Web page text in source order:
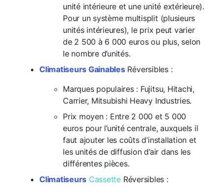
unité intérieure et une unité extérieure).
Pour un système multisplit (plusieurs
unités intérieures), le prix peut varier
de 2 500 à 6 000 euros ou plus, selon
le nombre d’unités.
Climatiseurs GainablesRéversibles :
Marques populaires: Fujitsu, Hitachi,
Carrier, Mitsubishi Heavy Industries.
Prix moyen: Entre 2 000 et 5 000
euros pour l’unité centrale, auxquels il
faut ajouter les coûts d’installation et
les unités de diffusion d’air dans les
différentes pièces.
Climatiseurs CassetteRéversibles :